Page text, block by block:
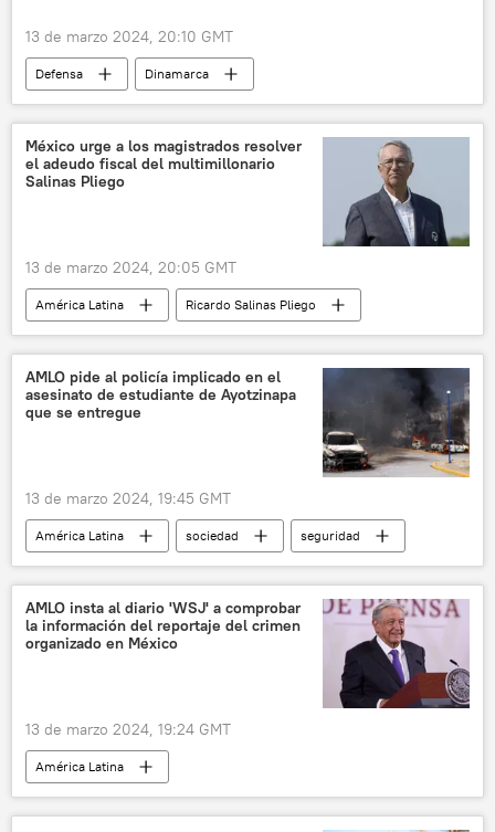
13 de marzo 2024, 20:10 GMT
Defensa
Dinamarca
🛡️ Fuerzas Armadas
OTAN
México urge a los magistrados resolver
el adeudo fiscal del multimillonario
Salinas Pliego
13 de marzo 2024, 20:05 GMT
América Latina
Ricardo Salinas Pliego
Andrés Manuel López Obrador
México
Gobierno de México
evasión fiscal
TV Azteca
AMLO pide al policía implicado en el
asesinato de estudiante de Ayotzinapa
que se entregue
13 de marzo 2024, 19:45 GMT
América Latina sociedad
seguridad
Yanqui Kothan Gómez Peralta
Andrés Manuel López Obrador
Ayotzinapa
Guerrero
México
Comisión Nacional de los Derechos Humanos (CNDH)
AMLO insta al diario 'WSJ' a comprobar
la información del reportaje del crimen
organizado en México
13 de marzo 2024, 19:24 GMT
América Latina
Andrés Manuel López Obrador
México